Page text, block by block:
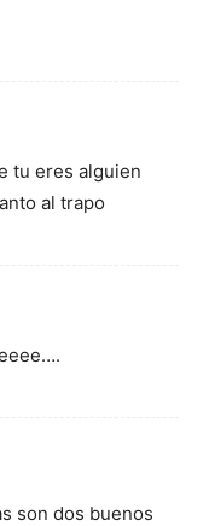
tu eres alguien
al trapo
son dos buenos